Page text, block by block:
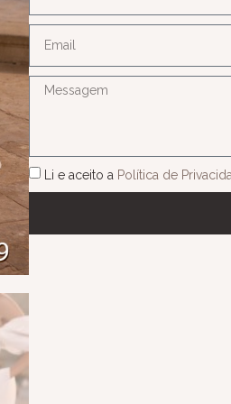
Li e aceito a Política de